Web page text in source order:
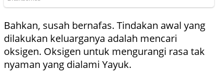
Bahkan, susah bernafas. Tindakan awal yang
dilakukan keluarganya adalah mencari
oksigen. Oksigen untuk mengurangi rasa tak
nyaman yang dialami Yayuk.